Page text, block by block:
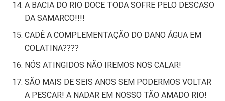
A BACIA DO RIO DOCE TODA SOFRE PELO DESCASO
DA SAMARCO!!!!
CADÊ A COMPLEMENTAÇÃO DO DANO ÁGUA EM
COLATINA????
NÓS ATINGIDOS NÃO IREMOS NOS CALAR!
SÃO MAIS DE SEIS ANOS SEM PODERMOS VOLTAR
A PESCAR! A NADAR EM NOSSO TÃO AMADO RIO!